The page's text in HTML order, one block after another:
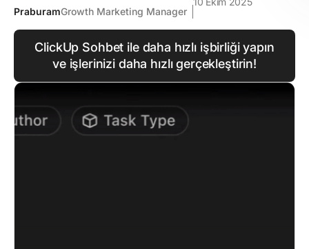
PraburamGrowth Marketing Manager
ClickUp Sohbet ile daha hızlı işbirliği yapın
ve işlerinizi daha hızlı gerçekleştirin!